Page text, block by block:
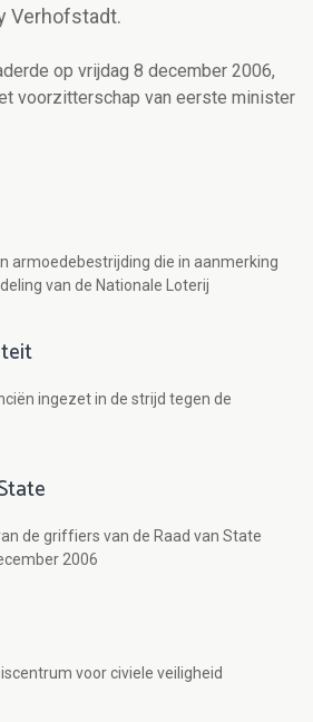
Verhofstadt.
op vrijdag 8 december 2006,
voorzitterschap van eerste minister
armoedebestrijding die in aanmerking
van de Nationale Loterij
ingezet in de strijd tegen de
de griffiers van de Raad van State
2006
voor civiele veiligheid